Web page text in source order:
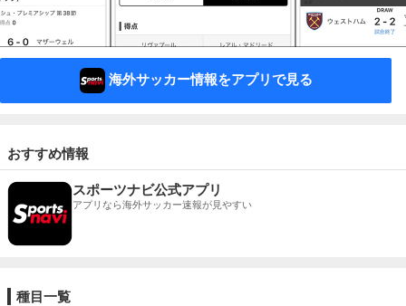
海外サッカー情報をアプリで見る
おすすめ情報
スポーツナビ公式アプリ
アプリなら海外サッカー速報が見やすい
種目一覧